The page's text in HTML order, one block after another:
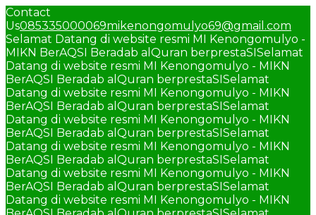
Contact
Us085335000069mikenongomulyo69@gmail.com
Selamat Datang di website resmi MI Kenongomulyo -
MIKN BerAQSI Beradab alQuran berprestaSISelamat
Datang di website resmi MI Kenongomulyo - MIKN
BerAQSI Beradab alQuran berprestaSISelamat
Datang di website resmi MI Kenongomulyo - MIKN
BerAQSI Beradab alQuran berprestaSISelamat
Datang di website resmi MI Kenongomulyo - MIKN
BerAQSI Beradab alQuran berprestaSISelamat
Datang di website resmi MI Kenongomulyo - MIKN
BerAQSI Beradab alQuran berprestaSISelamat
Datang di website resmi MI Kenongomulyo - MIKN
BerAQSI Beradab alQuran berprestaSISelamat
Datang di website resmi MI Kenongomulyo - MIKN